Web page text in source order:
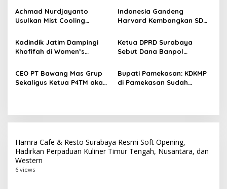
i
p
s
Peningkatan Layanan
Member Secara Bertahap
Achmad Nurdjayanto
Usulkan Mist Cooling
Surabaya di Tengah Cuaca
Panas
Indonesia Gandeng
Harvard Kembangkan SDM
Dunia
Kadindik Jatim Dampingi
Khofifah di Women’s
Perkuat Kepemimpinan
Perempuan untuk Indonesia
Berdampak
Ketua DPRD Surabaya
Sebut Dana Banpol
Pendidikan Politik
Masyarakat
CEO PT Bawang Mas Grup
Sekaligus Ketua P4TM akan
Bupati Pamekasan: KDKMP
di Pamekasan Sudah
Hamra Cafe & Resto Surabaya Resmi Soft Opening,
Hadirkan Perpaduan Kuliner Timur Tengah, Nusantara, dan
Western
6 views